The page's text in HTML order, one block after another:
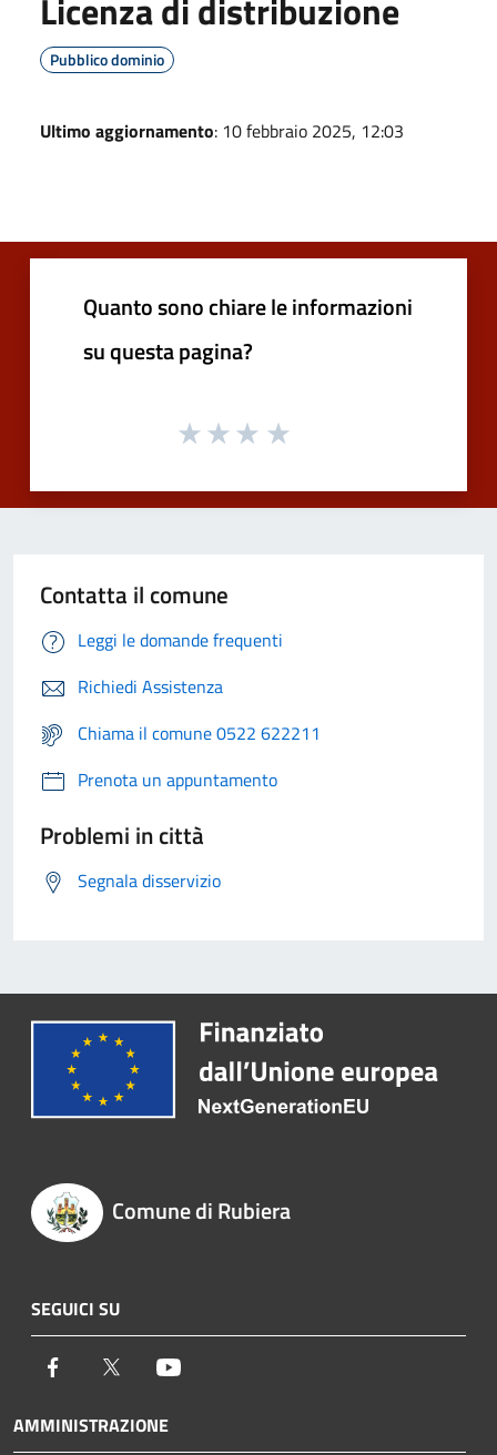
Licenza di distribuzione
Pubblico dominio
Ultimo aggiornamento: 10 febbraio 2025, 12:03
Quanto sono chiare le informazioni
su questa pagina?
Contatta il comune
Leggi le domande frequenti
Richiedi Assistenza
Chiama il comune 0522 622211
Prenota un appuntamento
Problemi in città
Segnala disservizio
Comune di Rubiera
SEGUICI SU
Facebook Twitter
AMMINISTRAZIONE